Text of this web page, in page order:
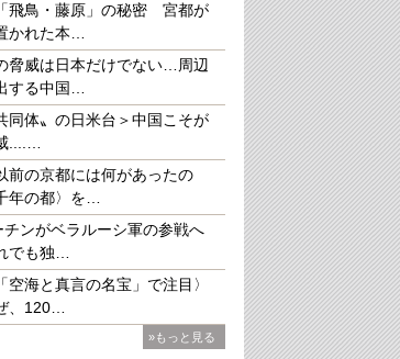
飛鳥・藤原」の秘密 宮都が
かれた本…
脅威は日本だけでない…周辺
する中国…
同体〟の日米台＞中国こそが
....…
前の京都には何があったの
年の都〉を…
チンがベラルーシ軍の参戦へ
でも独…
空海と真言の名宝」で注目〉
、120…
»もっと見る